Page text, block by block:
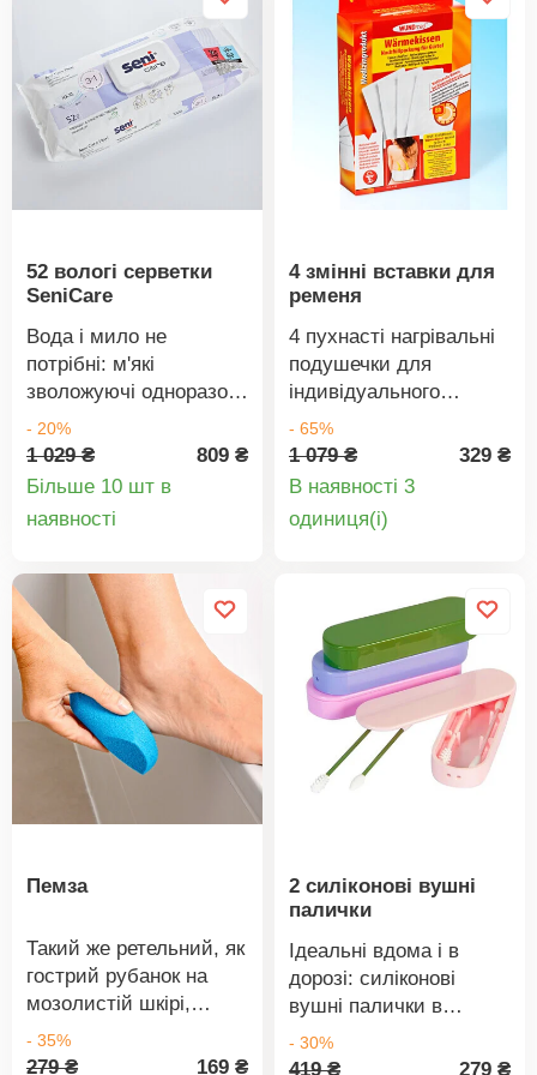
струмінь теплої води,
скільки потрібно для
створення
піни.Вироблено в
Чеській Республіці та
дерматологічно
500 мл.
різних пінцети +
спеціальні ножиці +
бритва, 4 частини.
біологічно
розкладаються.
52 вологі серветки
SeniCare
Вода і мило не
потрібні: м'які
зволожуючі одноразові
серветки з pH 5
очищають і освіжають
шкіру. Протизапальні,
подразнення шкіри.
для швидкого і легкого
догляду за тілом в
дорозі. Набір містить
52 серветки.
- 20%
1 029 ₴
809 ₴
Більше 10 шт в
наявності
4 змінні вставки для
ременя
4 пухнасті нагрівальні
подушечки для
індивідуального
використання в
нагрівальному поясі.
- 65%
1 079 ₴
329 ₴
В наявності 3
oдиниця(і)
Пемза
Такий же ретельний, як
гострий рубанок на
мозолистій шкірі,
тільки набагато
ніжніший та
- 35%
279 ₴ 169 ₴
2 силіконові вушні
палички
Ідеальні вдома і в
дорозі: силіконові
вушні палички в
практичній коробочці.
Гігієнічні, легко
- 30%
419 ₴ 279 ₴